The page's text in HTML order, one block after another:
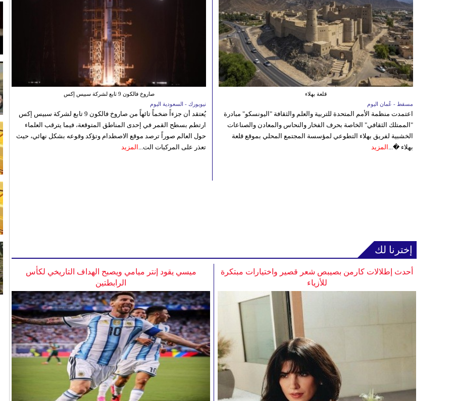
صاروخ فالكون 9 تابع لشركة سبيس إكس
نيويورك - السعودية اليوم
يُعتقد أن جزءاً ضخماً تائهاً من صاروخ فالكون 9 تابع لشركة سبيس إكس
ارتطم بسطح القمر في إحدى المناطق المتوقعة، فيما يترقب العلماء
حول العالم صوراً ترصد موقع الاصطدام وتؤكد وقوعه بشكل نهائي، حيث
تعذر على المركبات الت... المزيد
قلعة بهلاء
مسقط - عُمان اليوم
اعتمدت منظمة الأمم المتحدة للتربية والعلم والثقافة "اليونسكو" مبادرة
"الممتلك الثقافي" الخاصة بحرف الفخار والنحاس والمعادن والصناعات
الخشبية لفريق بهلاء التطوعي لمؤسسة المجتمع المحلي بموقع قلعة
بهلاء �... المزيد
إخترنا لك
ميسي يقود إنتر ميامي ويصبح الهداف التاريخي لكأس
الرابطتين
أحدث إطلالات كارمن بصيبص شعر قصير واختيارات مبتكرة
للأزياء